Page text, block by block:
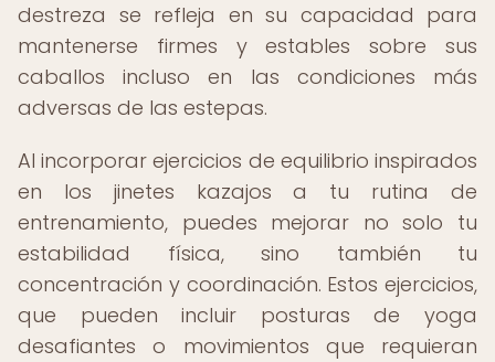
destreza se refleja en su capacidad para
mantenerse firmes y estables sobre sus
caballos incluso en las condiciones más
adversas de las estepas.
Al incorporar ejercicios de equilibrio inspirados
en los jinetes kazajos a tu rutina de
entrenamiento, puedes mejorar no solo tu
estabilidad física, sino también tu
concentración y coordinación. Estos ejercicios,
que pueden incluir posturas de yoga
desafiantes o movimientos que requieran